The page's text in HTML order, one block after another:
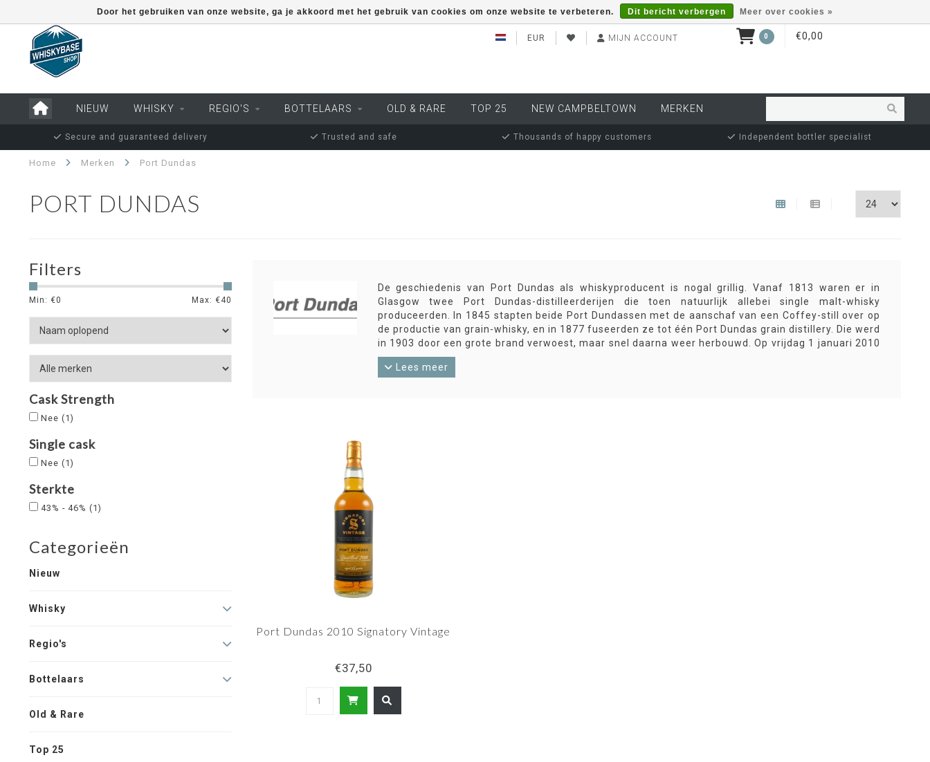
EUR MIJN ACCOUNT 0 €0,00
NIEUW WHISKY REGIO'S BOTTELAARS OLD & RARE TOP 25 NEW CAMPBELTOWN MERKEN
Secure and guaranteed delivery Trusted and safe Thousands of happy customers Independent bottler specialist
Home Merken Port Dundas
PORT DUNDAS
Filters
Min: €0 Max: €40
Cask Strength
Nee (1)
Single cask
Nee (1)
Sterkte
43% - 46% (1)
Categorieën
Nieuw
Whisky
Regio's
Bottelaars
Old & Rare
Top 25
De geschiedenis van Port Dundas als whiskyproducent is nogal grillig. Vanaf 1813 waren er in
Glasgow twee Port Dundas-distilleerderijen die toen natuurlijk allebei single malt-whisky
produceerden. In 1845 stapten beide Port Dundassen met de aanschaf van een Coffey-still over op
de productie van grain-whisky, en in 1877 fuseerden ze tot één Port Dundas grain distillery. Die werd
in 1903 door een grote brand verwoest, maar snel daarna weer herbouwd. Op vrijdag 1 januari 2010
werd Port Dundas gesloten. Er komen nog steeds onafhankelijke Port Dundas-bottelingen uit.
Lees meer
Port Dundas 2010 Signatory Vintage
€37,50
Door het gebruiken van onze website, ga je akkoord met het gebruik van cookies om onze website te verbeteren. Dit bericht verbergen Meer over cookies »